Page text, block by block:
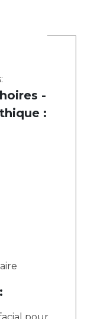
-
: